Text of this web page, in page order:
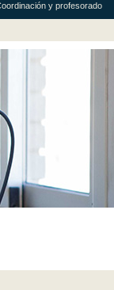
y profesorado